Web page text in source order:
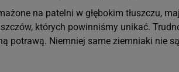
na patelni w głębokim tłuszczu,
których powinniśmy unikać.
potrawą. Niemniej same ziemniaki nie są